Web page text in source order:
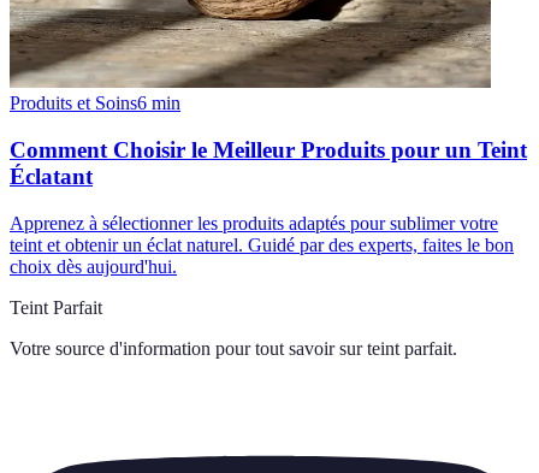
Produits et Soins6 min
Comment Choisir le Meilleur Produits pour un Teint
Éclatant
Apprenez à sélectionner les produits adaptés pour sublimer votre
teint et obtenir un éclat naturel. Guidé par des experts, faites le bon
choix dès aujourd'hui.
Teint Parfait
Votre source d'information pour tout savoir sur teint parfait.